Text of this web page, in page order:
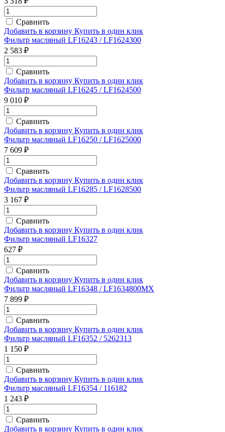
Сравнить
Добавить в корзину Купить в один клик
Фильтр масляный LF16243 / LF1624300
2 583 ₽
Сравнить
Добавить в корзину Купить в один клик
Фильтр масляный LF16245 / LF1624500
9 010 ₽
Сравнить
Добавить в корзину Купить в один клик
Фильтр масляный LF16250 / LF1625000
7 609 ₽
Сравнить
Добавить в корзину Купить в один клик
Фильтр масляный LF16285 / LF1628500
3 167 ₽
Сравнить
Добавить в корзину Купить в один клик
Фильтр масляный LF16327
627 ₽
Сравнить
Добавить в корзину Купить в один клик
Фильтр масляный LF16348 / LF1634800MX
7 899 ₽
Сравнить
Добавить в корзину Купить в один клик
Фильтр масляный LF16352 / 5262313
1 150 ₽
Сравнить
Добавить в корзину Купить в один клик
Фильтр масляный LF16354 / 116182
1 243 ₽
Сравнить
Добавить в корзину Купить в один клик